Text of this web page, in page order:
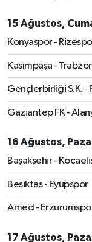
15 Ağustos,
Konyaspor -
Kasımpaşa -
Gençlerbirliği S.K. -
Gaziantep FK -
16 Ağustos,
Başakşehir -
Beşiktaş - Eyüpspor
Amed -
17 Ağustos,